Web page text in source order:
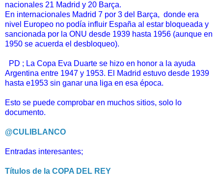
nacionales 21 Madrid y 20 Barça.
En internacionales Madrid 7 por 3 del Barça, donde era
nivel Europeo no podía influir España al estar bloqueada y
sancionada por la ONU desde 1939 hasta 1956 (aunque en
1950 se acuerda el desbloqueo).
PD ; La Copa Eva Duarte se hizo en honor a la ayuda
Argentina entre 1947 y 1953. El Madrid estuvo desde 1939
hasta e1953 sin ganar una liga en esa época.
Esto se puede comprobar en muchos sitios, solo lo
documento.
@CULIBLANCO
Entradas interesantes;
Títulos de la COPA DEL REY